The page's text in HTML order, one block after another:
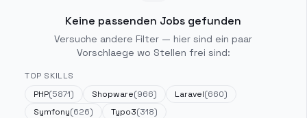
Keine passenden Jobs gefunden
Versuche andere Filter — hier sind ein paar
Vorschlaege wo Stellen frei sind:
TOP SKILLS
PHP(5871) Shopware(966) Laravel(660)
Symfony(626) Typo3(318)